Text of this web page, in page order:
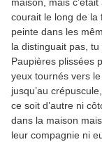
courait le long de la
peinte dans les
la distinguait pas, tu
Paupières plissées
yeux tournés vers
jusqu’au
ce soit d’autre ni
dans la maison
leur compagnie ni